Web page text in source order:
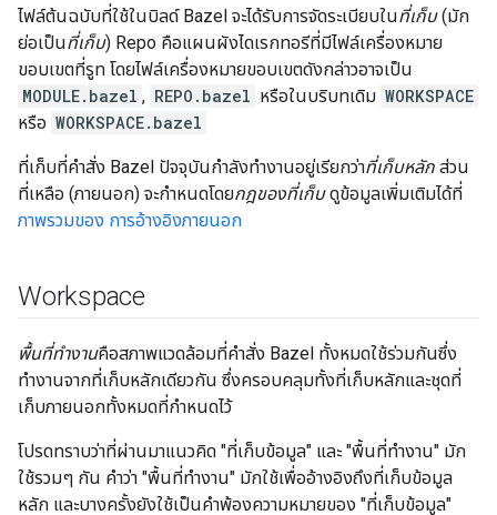
ไฟล์ต้นฉบับที่ใช้ในบิลด์ Bazel จะได้รับการจัดระเบียบในที่เก็บ(มัก
ย่อเป็นที่เก็บ) Repo คือแผนผังไดเรกทอรีที่มีไฟล์เครื่องหมาย
ขอบเขตที่รูท โดยไฟล์เครื่องหมายขอบเขตดังกล่าวอาจเป็น
MODULE.bazel , REPO.bazel หรือในบริบทเดิม WORKSPACE
หรือ WORKSPACE.bazel
ที่เก็บที่คำสั่ง Bazel ปัจจุบันกำลังทำงานอยู่เรียกว่าที่เก็บหลัก ส่วน
ที่เหลือ (ภายนอก) จะกำหนดโดยกฎของที่เก็บดูข้อมูลเพิ่มเติมได้ที่
ภาพรวมของ การอ้างอิงภายนอก
Workspace
พื้นที่ทำงานคือสภาพแวดล้อมที่คำสั่ง Bazel ทั้งหมดใช้ร่วมกันซึ่ง
ทำงานจากที่เก็บหลักเดียวกัน ซึ่งครอบคลุมทั้งที่เก็บหลักและชุดที่
เก็บภายนอกทั้งหมดที่กำหนดไว้
โปรดทราบว่าที่ผ่านมาแนวคิด "ที่เก็บข้อมูล" และ "พื้นที่ทำงาน" มัก
ใช้รวมๆ กัน คำว่า "พื้นที่ทำงาน" มักใช้เพื่ออ้างอิงถึงที่เก็บข้อมูล
หลัก และบางครั้งยังใช้เป็นคำพ้องความหมายของ "ที่เก็บข้อมูล"